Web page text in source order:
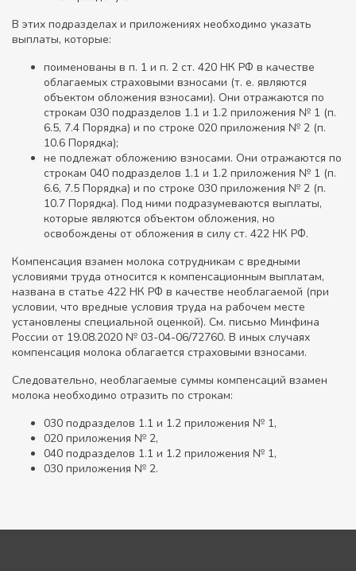
В этих подразделах и приложениях необходимо указать
выплаты, которые:
поименованы в п. 1 и п. 2 ст. 420 НК РФ в качестве
облагаемых страховыми взносами (т. е. являются
объектом обложения взносами). Они отражаются по
строкам 030 подразделов 1.1 и 1.2 приложения № 1 (п.
6.5, 7.4 Порядка) и по строке 020 приложения № 2 (п.
10.6 Порядка);
не подлежат обложению взносами. Они отражаются по
строкам 040 подразделов 1.1 и 1.2 приложения № 1 (п.
6.6, 7.5 Порядка) и по строке 030 приложения № 2 (п.
10.7 Порядка). Под ними подразумеваются выплаты,
которые являются объектом обложения, но
освобождены от обложения в силу ст. 422 НК РФ.
Компенсация взамен молока сотрудникам с вредными
условиями труда относится к компенсационным выплатам,
названа в статье 422 НК РФ в качестве необлагаемой (при
условии, что вредные условия труда на рабочем месте
установлены специальной оценкой). См. письмо Минфина
России от 19.08.2020 № 03-04-06/72760. В иных случаях
компенсация молока облагается страховыми взносами.
Следовательно, необлагаемые суммы компенсаций взамен
молока необходимо отразить по строкам:
030 подразделов 1.1 и 1.2 приложения № 1,
020 приложения № 2,
040 подразделов 1.1 и 1.2 приложения № 1,
030 приложения № 2.